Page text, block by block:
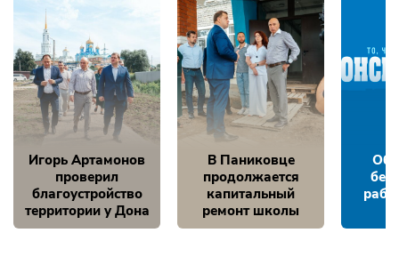
Игорь Артамонов
проверил
благоустройство
территории у Дона
В Паниковце
продолжается
капитальный
ремонт школы